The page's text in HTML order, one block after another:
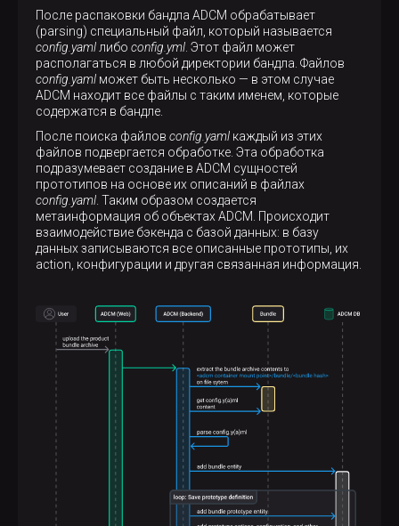
После распаковки бандла ADCM обрабатывает
(parsing) специальный файл, который называется
config.yaml либо config.yml . Этот файл может
располагаться в любой директории бандла. Файлов
config.yaml может быть несколько — в этом случае
ADCM находит все файлы с таким именем, которые
содержатся в бандле.
После поиска файлов config.yaml каждый из этих
файлов подвергается обработке. Эта обработка
подразумевает создание в ADCM сущностей
прототипов на основе их описаний в файлах
config.yaml . Таким образом создается
метаинформация об объектах ADCM. Происходит
взаимодействие бэкенда с базой данных: в базу
данных записываются все описанные прототипы, их
action, конфигурации и другая связанная информация.